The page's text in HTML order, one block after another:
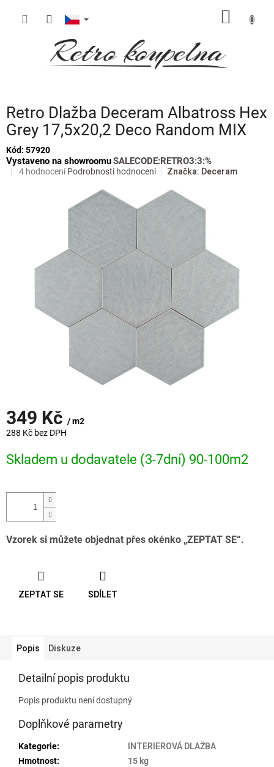
Retro Dlažba Deceram Albatross Hex
Grey 17,5x20,2 Deco Random MIX
Kód: 57920
Vystaveno na showroomuSALECODE:RETRO3:3:%
Průměrné
hvězdiček.
4 hodnocení Podrobnosti hodnocení Značka: Deceram
349 Kč / m2
288 Kč bez DPH
cena:
Skladem u dodavatele (3-7dní) 90-100m2
Vzorek si můžete objednat přes okénko „ZEPTAT SE“.
ZEPTAT SE SDÍLET
Popis Diskuze
Detailní popis produktu
Popis produktu není dostupný
Doplňkové parametry
Kategorie:
INTERIEROVÁ DLAŽBA
Hmotnost:
15 kg